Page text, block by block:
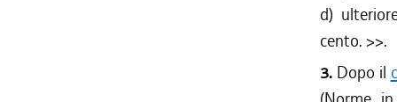
d)
cento. >>.
3. Dopo il